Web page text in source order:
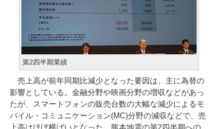
第2四半期業績
売上高が前年同期比減少となった要因は、主に為替の
影響としている。金融分野や映画分野の増収などがあっ
たが、スマートフォンの販売台数の大幅な減少によるモ
バイル・コミュニケーション(MC)分野の減収などで、売
上高はほぼ横ばいとなった。熊本地震の第2四半期への